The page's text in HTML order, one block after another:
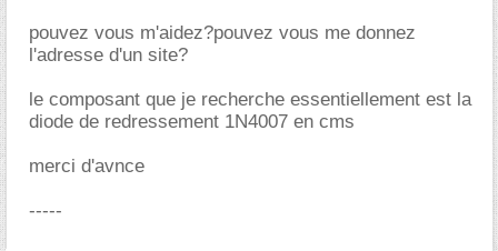
pouvez vous m'aidez?pouvez vous me donnez
l'adresse d'un site?
le composant que je recherche essentiellement est la
diode de redressement 1N4007 en cms
merci d'avnce
-----